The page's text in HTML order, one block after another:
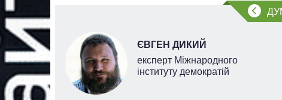
ЄВГЕН ДИКИЙ
експерт Міжнародного
інституту демократій